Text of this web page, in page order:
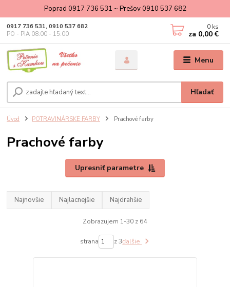
Poprad 0917 736 531 ~ Prešov 0910 537 682
Menu
Hľadať
0917 736 531, 0910 537 682
PO - PIA 08:00 - 15:00
0 ks
za 0,00 €
Úvod POTRAVINÁRSKE FARBY Prachové farby
Prachové farby
Upresniť parametre
Najnovšie Najlacnejšie Najdrahšie
Zobrazujem 1-30 z 64
strana z 3ďalšie